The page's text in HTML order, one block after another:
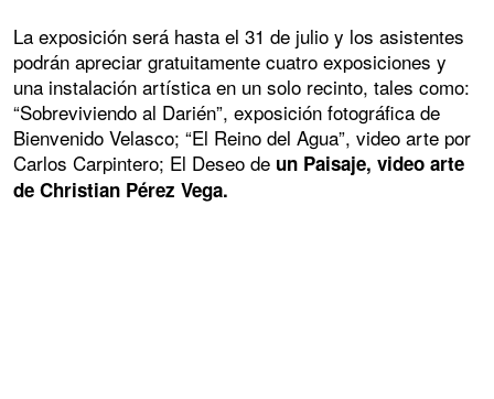
La exposición será hasta el 31 de julio y los asistentes
podrán apreciar gratuitamente cuatro exposiciones y
una instalación artística en un solo recinto, tales como:
“Sobreviviendo al Darién”, exposición fotográfica de
Bienvenido Velasco; “El Reino del Agua”, video arte por
Carlos Carpintero; El Deseo de un Paisaje, video arte
de Christian Pérez Vega.